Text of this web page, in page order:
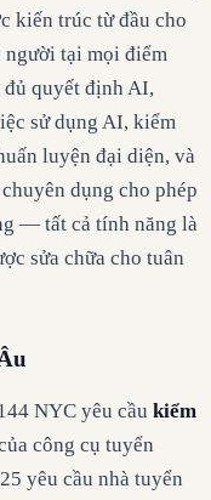
kiến trúc từ đầu cho
người tại mọi điểm
quyết định AI,
sử dụng AI, kiểm
luyện đại diện, và
dụng cho phép
— tất cả tính năng là
sửa chữa cho tuân
NYC yêu cầu kiểm
công cụ tuyển
yêu cầu nhà tuyển